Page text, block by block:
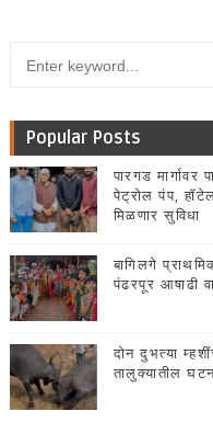
Popular Posts
पारगड मार्गावर
पेट्रोल पंप,
मिळणार सुविधा
बागिलगे
पंढरपूर आषाढी
दोन दुभत्या
तालुक्यातील